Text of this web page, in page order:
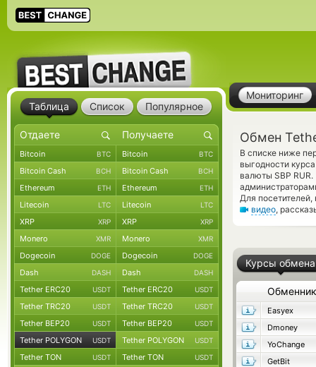
Мониторинг
Обмен
В списке ниже
выгодности
валюты SBP
Для
видео,
Курсы обмена
Обменник
Easyex
Dmoney
YoChange
GetBit
Таблица Список Популярное
Bitcoin BTC Bitcoin BTC
Bitcoin Cash BCH Bitcoin Cash BCH
Ethereum ETH Ethereum ETH
Litecoin LTC Litecoin LTC
XRP XRP XRP XRP
Monero XMR Monero XMR
Dogecoin DOGE Dogecoin DOGE
Dash DASH Dash DASH
Tether ERC20 USDT Tether ERC20 USDT
Tether TRC20 USDT Tether TRC20 USDT
Tether BEP20 USDT Tether BEP20 USDT
Tether POLYGON USDT Tether POLYGON USDT
Tether TON USDT Tether TON USDT